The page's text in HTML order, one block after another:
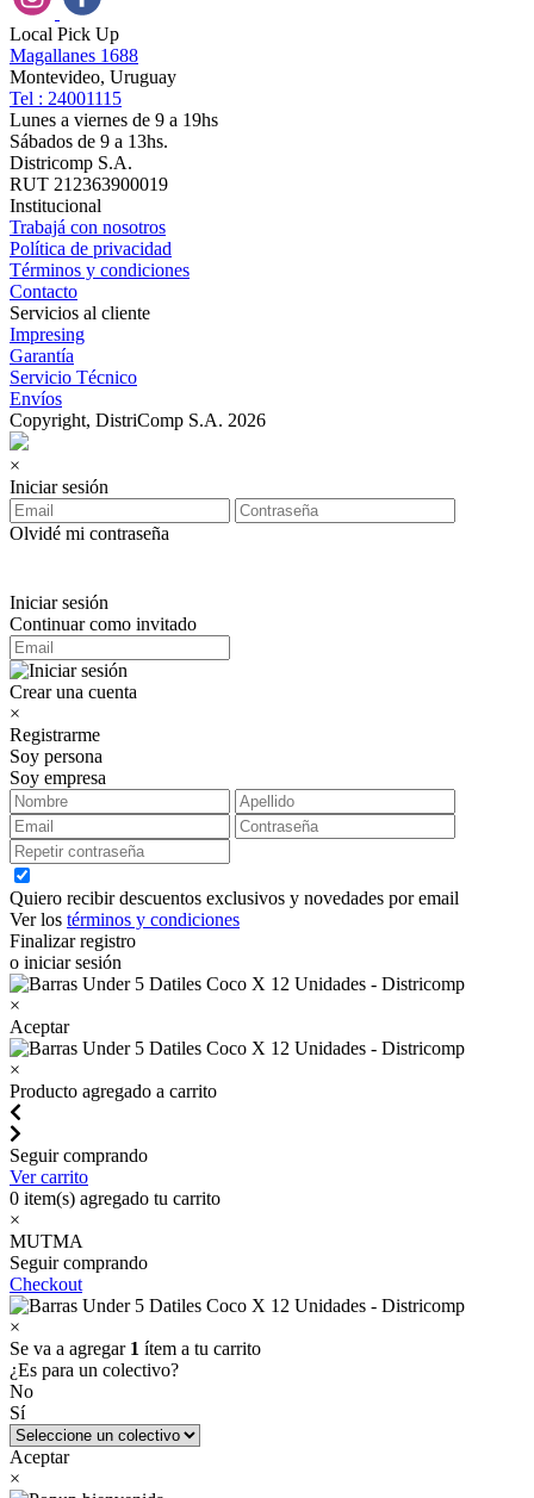
Local Pick Up
Magallanes 1688
Montevideo, Uruguay
Tel : 24001115
Lunes a viernes de 9 a 19hs
Sábados de 9 a 13hs.
Districomp S.A.
RUT 212363900019
Institucional
Trabajá con nosotros
Política de privacidad
Términos y condiciones
Contacto
Servicios al cliente
Impresing
Garantía
Servicio Técnico
Envíos
Copyright, DistriComp S.A. 2026
×
Iniciar sesión
Olvidé mi contraseña
Iniciar sesión
Continuar como invitado
Crear una cuenta
×
Registrarme
Soy persona
Soy empresa
Quiero recibir descuentos exclusivos y novedades por email
Ver los términos y condiciones
Finalizar registro
o iniciar sesión
×
Aceptar
×
Producto agregado a carrito
Seguir comprando
Ver carrito
0 item(s) agregado tu carrito
×
MUTMA
Seguir comprando
Checkout
×
Se va a agregar 1 ítem a tu carrito
¿Es para un colectivo?
No
Sí
Aceptar
×